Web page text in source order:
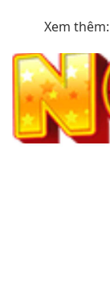
Xem thêm: